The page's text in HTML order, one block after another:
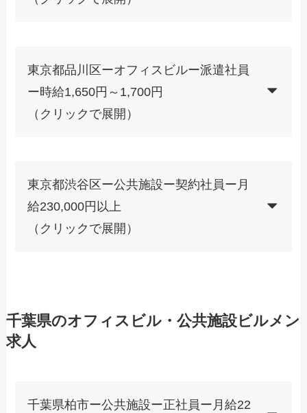
東京都品川区ーオフィスビルー派遣社員
ー時給1,650円～1,700円
（クリックで展開）
東京都渋谷区ー公共施設ー契約社員ー月
給230,000円以上
（クリックで展開）
千葉県のオフィスビル・公共施設ビルメン
求人
千葉県柏市ー公共施設ー正社員ー月給22